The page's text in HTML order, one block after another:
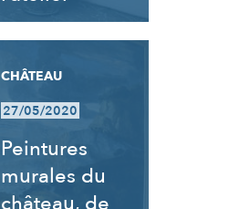
CHÂTEAU
27/05/2020
Peintures
murales du
château, de